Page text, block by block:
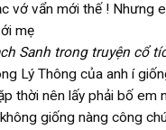
vớ vẩn mới thế ! Nhưng
mẹ
Sanh trong truyện cổ
Lý Thông của anh í
thời nên lấy phải bố em
giống nàng công